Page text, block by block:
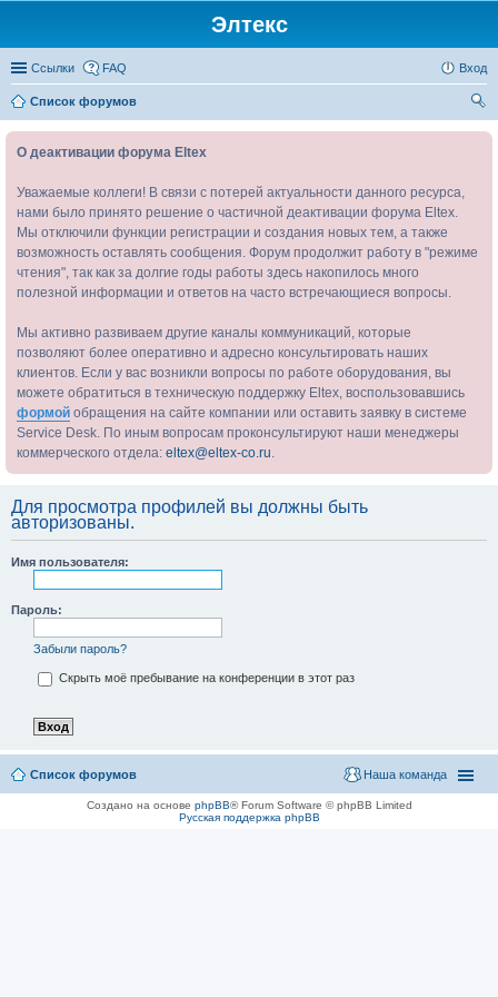
Элтекс
Ссылки FAQ Вход
Список форумов
О деактивации форума Eltex
Уважаемые коллеги! В связи с потерей актуальности данного ресурса,
нами было принято решение о частичной деактивации форума Eltex.
Мы отключили функции регистрации и создания новых тем, а также
возможность оставлять сообщения. Форум продолжит работу в "режиме
чтения", так как за долгие годы работы здесь накопилось много
полезной информации и ответов на часто встречающиеся вопросы.
Мы активно развиваем другие каналы коммуникаций, которые
позволяют более оперативно и адресно консультировать наших
клиентов. Если у вас возникли вопросы по работе оборудования, вы
можете обратиться в техническую поддержку Eltex, воспользовавшись
формой обращения на сайте компании или оставить заявку в системе
Service Desk. По иным вопросам проконсультируют наши менеджеры
коммерческого отдела: eltex@eltex-co.ru.
Для просмотра профилей вы должны быть
авторизованы.
Имя пользователя:
Пароль:
Забыли пароль?
Скрыть моё пребывание на конференции в этот раз
Список форумов Наша команда
Создано на основе phpBB® Forum Software © phpBB Limited
Русская поддержка phpBB